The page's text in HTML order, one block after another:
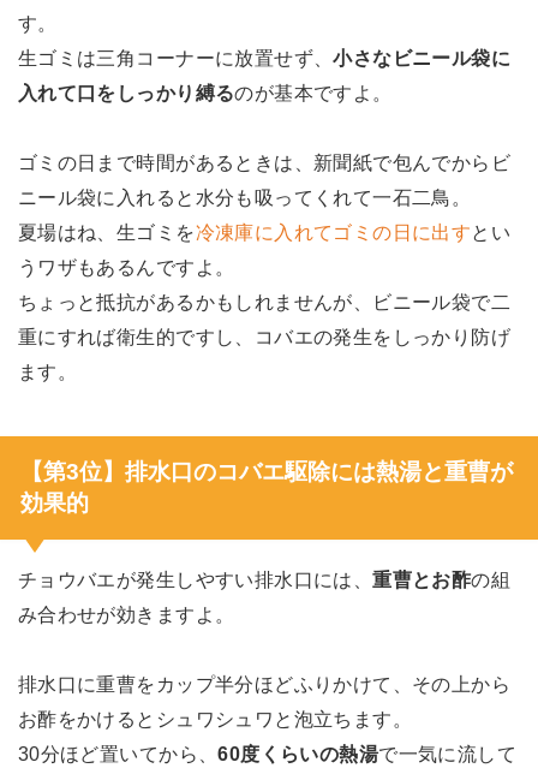
す。
生ゴミは三角コーナーに放置せず、小さなビニール袋に
入れて口をしっかり縛るのが基本ですよ。
ゴミの日まで時間があるときは、新聞紙で包んでからビ
ニール袋に入れると水分も吸ってくれて一石二鳥。
夏場はね、生ゴミを冷凍庫に入れてゴミの日に出す とい
うワザもあるんですよ。
ちょっと抵抗があるかもしれませんが、ビニール袋で二
重にすれば衛生的ですし、コバエの発生をしっかり防げ
ます。
【第3位】排水口のコバエ駆除には熱湯と重曹が
効果的
チョウバエが発生しやすい排水口には、重曹とお酢の組
み合わせが効きますよ。
排水口に重曹をカップ半分ほどふりかけて、その上から
お酢をかけるとシュワシュワと泡立ちます。
30分ほど置いてから、60度くらいの熱湯で一気に流して